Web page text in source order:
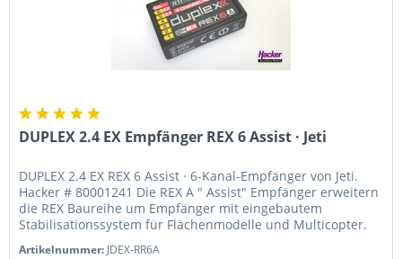
DUPLEX 2.4 EX Empfänger REX 6 Assist · Jeti
DUPLEX 2.4 EX REX 6 Assist · 6-Kanal-Empfänger von Jeti.
Hacker # 80001241 Die REX A " Assist" Empfänger erweitern
die REX Baureihe um Empfänger mit eingebautem
Stabilisationssystem für Flächenmodelle und Multicopter.
Artikelnummer: JDEX-RR6A